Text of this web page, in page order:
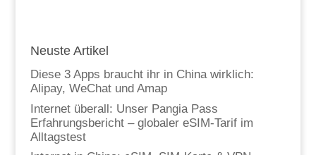
Neuste Artikel
Diese 3 Apps braucht ihr in China wirklich:
Alipay, WeChat und Amap
Internet überall: Unser Pangia Pass
Erfahrungsbericht – globaler eSIM-Tarif im
Alltagstest